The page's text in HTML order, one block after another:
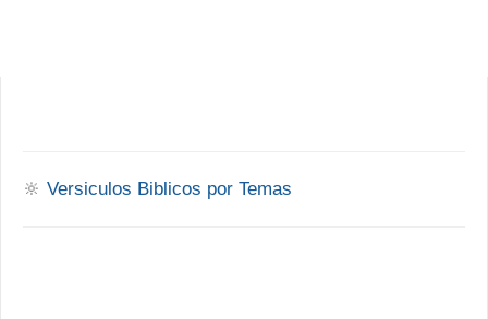
🔆 Versiculos Biblicos por Temas